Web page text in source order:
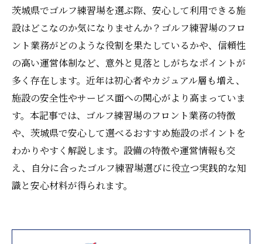
茨城県でゴルフ練習場を選ぶ際、安心して利用できる施
設はどこなのか気になりませんか？ゴルフ練習場のフロ
ント業務がどのような役割を果たしているかや、信頼性
の高い運営体制など、意外と見落としがちなポイントが
多く存在します。近年は初心者やカジュアル層も増え、
施設の安全性やサービス面への関心がより高まっていま
す。本記事では、ゴルフ練習場のフロント業務の特徴
や、茨城県で安心して選べるおすすめ施設のポイントを
わかりやすく解説します。設備の特徴や運営情報も交
え、自分に合ったゴルフ練習場選びに役立つ実践的な知
識と安心材料が得られます。